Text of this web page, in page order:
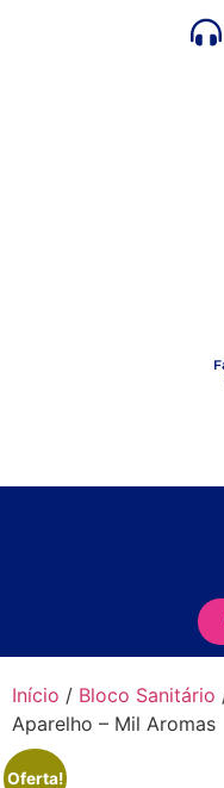
Início / Bloco Sanitário
Aparelho – Mil Aromas
Oferta!